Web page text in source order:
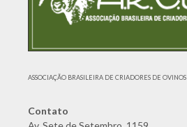
ASSOCIAÇÃO BRASILEIRA DE CRIADORES DE OVINOS
Contato